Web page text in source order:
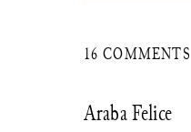
16 COMMENTS
Araba Felice